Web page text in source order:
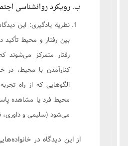
ب. رویکرد روانشناسی
نظریة یادگیری: این
بین رفتار و محیط تأکید
رفتار متمرکز می‌شوند
کنارآمدن با محیط، در
الگوهایی که از راه
محیط فرد یا مشاهده
می‌شود (سلیمی و داوری، 1386: 403).
از این دیدگاه در